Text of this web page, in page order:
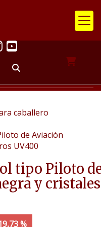
caballero
de Aviación
UV400
tipo Piloto
y cristales
%